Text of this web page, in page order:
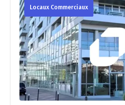
Locaux Commerciaux